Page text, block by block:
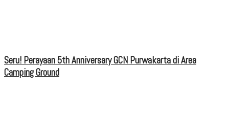
Seru! Perayaan 5th Anniversary GCN Purwakarta di Area
Camping Ground